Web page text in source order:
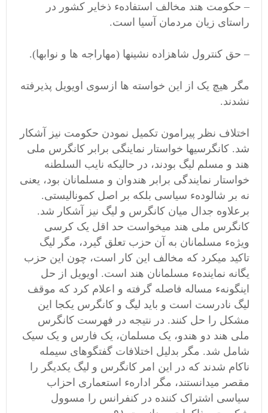
– حکومت هند مخالف استفادهء ذخایر کشور در
راستای زیان مردمان آسیا است.
– حق کنترول شاهزاده نشینها (مهاراجه ها و نوابها).
مگر هیچ یک از این خواسته ها ازسوی اویویل پذیرفته
نشدند.
اختلاف نظر پیرامون تکمیل نمودن حکومت نیز آشکار
شد. کانگرسیها خواستار نماینگی برابر کانگرس ملی
هند و مسلم لیگ بودند، در حالیکه نایب السلطنه
خواستار نمایندگی برابر هندوان و مسلمانان بود، یعنی
نه بر شالودهء سیاسی بلکه بر اصل کمونالیستی.
برعلاوه جدال میان کانگرس و لیگ نیز آشکار شد.
کانگرس ملی هند میخواست حد اقل یک کرسی
ویژهء مسلمانان به آن حزب تعلق گیرد، مگر لیگ
تاکید میکرد که مخالف این کار است، چون این حزب
یگانه نمایندهء مسلمانان هند است. اویویل از حل
اینگونهء مساله فاصله گرفته و اعلام کرد که موقف
لیگ نادرست است و باید لیگ و کانگرس یکجا این
مشکل را حل کنند. در نتیجه در فهرست کانگرس
ملی هند دو هندو، یک مسلمان، یک فارس و یک سیک
شامل شد. مگر بدلیل اختلافات گفتگوهای سیمله
ناکام شدند که در این امر کانگرس و لیگ یکدیگر را
مقصر میدانستند، مگر ادارهء استعماری احزاب
سیاسی اشتراک کننده در کنفرانس را مسوول